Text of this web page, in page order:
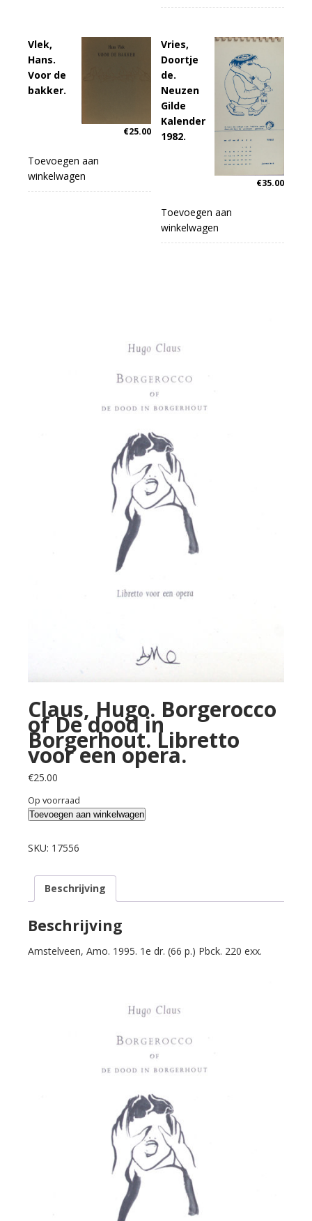
Vlek,
Hans.
Voor de
bakker.
€25.00
Toevoegen aan
winkelwagen
Vries,
Doortje
de.
Neuzen
Gilde
Kalender
1982.
€35.00
Toevoegen aan
winkelwagen
Claus, Hugo. Borgerocco
of De dood in
Borgerhout. Libretto
voor een opera.
€25.00
Op voorraad
Claus,
Borgerocco
De
dood
in
Borgerhout.
voor
Toevoegen aan winkelwagen
SKU: 17556
Beschrijving
Beschrijving
Amstelveen, Amo. 1995. 1e dr. (66 p.) Pbck. 220 exx.